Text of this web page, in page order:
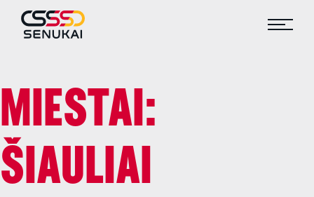
MIESTAI:
ŠIAULIAI